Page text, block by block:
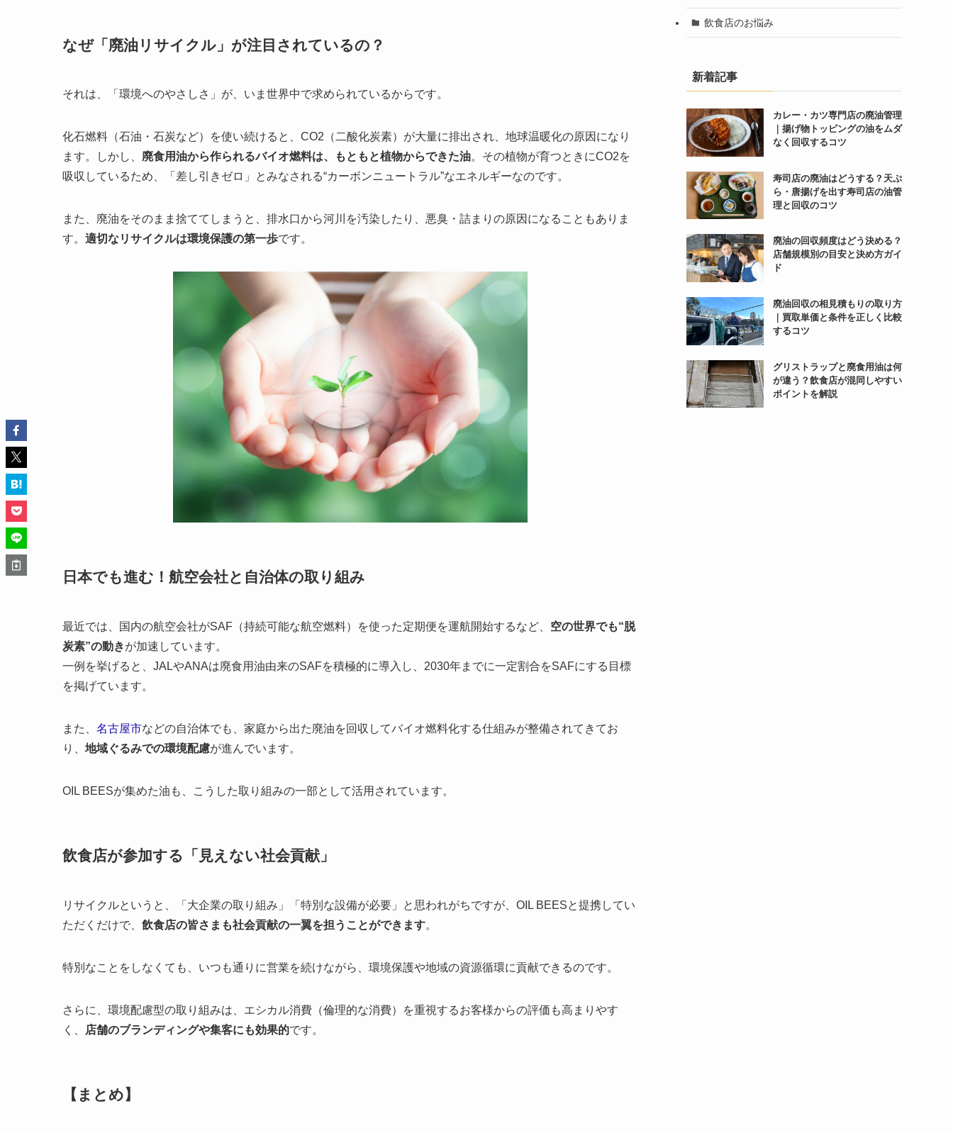
なぜ「廃油リサイクル」が注目されているの？
それは、「環境へのやさしさ」が、いま世界中で求められているからです。
化石燃料（石油・石炭など）を使い続けると、CO2（二酸化炭素）が大量に排出され、地球温暖化の原因になり
ます。しかし、 廃食用油から作られるバイオ燃料は、もともと植物からできた油。その植物が育つときにCO2を
吸収しているため、「差し引きゼロ」とみなされる“カーボンニュートラル”なエネルギーなのです。
また、廃油をそのまま捨ててしまうと、排水口から河川を汚染したり、悪臭・詰まりの原因になることもありま
す。 適切なリサイクルは環境保護の第一歩です。
日本でも進む！航空会社と自治体の取り組み
最近では、国内の航空会社がSAF（持続可能な航空燃料）を使った定期便を運航開始するなど、 空の世界でも“脱
炭素”の動きが加速しています。
一例を挙げると、JALやANAは廃食用油由来のSAFを積極的に導入し、2030年までに一定割合をSAFにする目標
を掲げています。
また、 名古屋市などの自治体でも、家庭から出た廃油を回収してバイオ燃料化する仕組みが整備されてきてお
り、 地域ぐるみでの環境配慮が進んでいます。
OIL BEESが集めた油も、こうした取り組みの一部として活用されています。
飲食店が参加する「見えない社会貢献」
リサイクルというと、「大企業の取り組み」「特別な設備が必要」と思われがちですが、OIL BEESと提携してい
ただくだけで、 飲食店の皆さまも社会貢献の一翼を担うことができます。
特別なことをしなくても、いつも通りに営業を続けながら、環境保護や地域の資源循環に貢献できるのです。
さらに、環境配慮型の取り組みは、エシカル消費（倫理的な消費）を重視するお客様からの評価も高まりやす
く、
店舗のブランディングや集客にも効果的です。
【まとめ】
飲食店のお悩み
新着記事
カレー・カツ専門店の廃油管理
｜揚げ物トッピングの油をムダ
なく回収するコツ
寿司店の廃油はどうする？天ぷ
ら・唐揚げを出す寿司店の油管
理と回収のコツ
廃油の回収頻度はどう決める？
店舗規模別の目安と決め方ガイ
ド
廃油回収の相見積もりの取り方
｜買取単価と条件を正しく比較
するコツ
グリストラップと廃食用油は何
が違う？飲食店が混同しやすい
ポイントを解説